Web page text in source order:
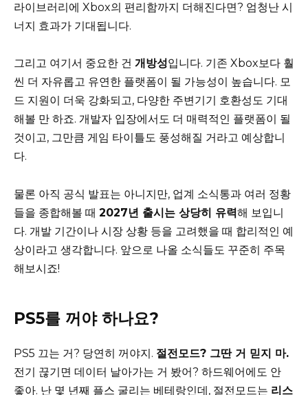
라이브러리에 Xbox의 편리함까지 더해진다면? 엄청난 시
너지 효과가 기대됩니다.
그리고 여기서 중요한 건 개방성입니다. 기존 Xbox보다 훨
씬 더 자유롭고 유연한 플랫폼이 될 가능성이 높습니다. 모
드 지원이 더욱 강화되고, 다양한 주변기기 호환성도 기대
해볼 만 하죠. 개발자 입장에서도 더 매력적인 플랫폼이 될
것이고, 그만큼 게임 타이틀도 풍성해질 거라고 예상합니
다.
물론 아직 공식 발표는 아니지만, 업계 소식통과 여러 정황
들을 종합해볼 때 2027년 출시는 상당히 유력해 보입니
다. 개발 기간이나 시장 상황 등을 고려했을 때 합리적인 예
상이라고 생각합니다. 앞으로 나올 소식들도 꾸준히 주목
해보시죠!
PS5를 꺼야 하나요?
PS5 끄는 거? 당연히 꺼야지. 절전모드? 그딴 거 믿지 마.
전기 끊기면 데이터 날아가는 거 봤어? 하드웨어에도 안
좋아. 난 몇 년째 플스 굴리는 베테랑인데, 절전모드는 리스